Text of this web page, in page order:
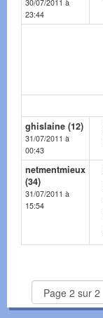
30/07/2011 à
23:44
ghislaine (12)
31/07/2011 à
00:43
netmentmieux
(34)
31/07/2011 à
15:54